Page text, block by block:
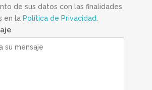
de sus datos con las finalidades
en la Política de Privacidad